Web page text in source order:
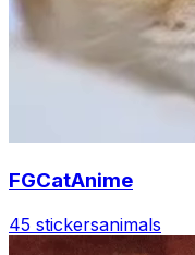
FGCatAnime
45 stickersanimals